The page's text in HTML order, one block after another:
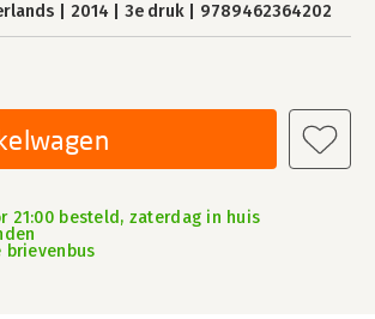
2014 3e druk 9789462364202
21:00 besteld, zaterdag in huis
brievenbus